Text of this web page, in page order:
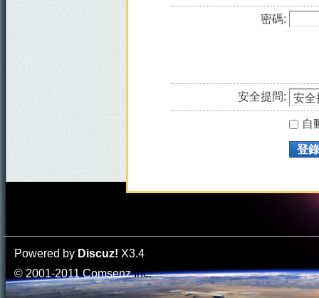
密碼:
安全提問:
自
登錄
Powered by Discuz! X3.4
© 2001-2011ComsenzInc.